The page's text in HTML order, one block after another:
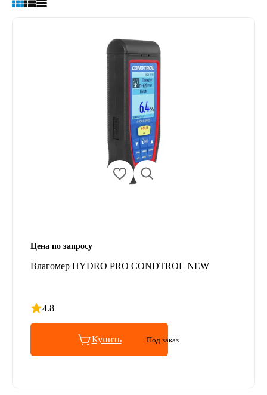
Цена по запросу
Влагомер HYDRO PRO CONDTROL NEW
4.8
Рейтинг 4.8 из 5
Купить Под заказ